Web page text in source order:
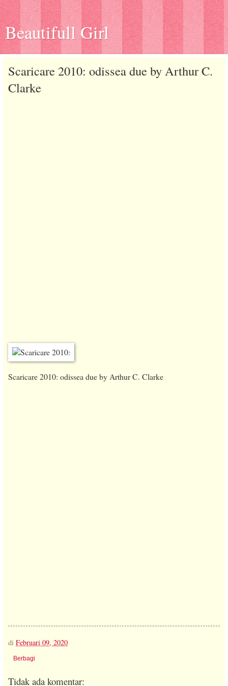
Beautifull Girl
Scaricare 2010: odissea due by Arthur C.
Clarke
Scaricare 2010: odissea due by Arthur C. Clarke
di Februari 09, 2020
Berbagi
Tidak ada komentar: